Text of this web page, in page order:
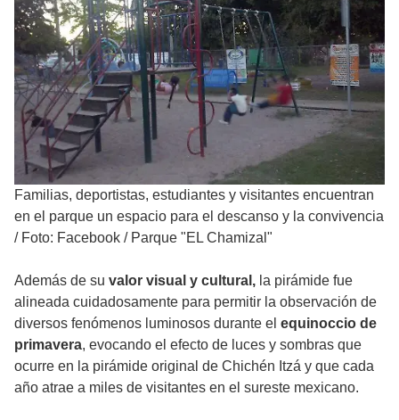
Familias, deportistas, estudiantes y visitantes encuentran
en el parque un espacio para el descanso y la convivencia
/ Foto: Facebook / Parque "EL Chamizal"
Además de su valor visual y cultural, la pirámide fue
alineada cuidadosamente para permitir la observación de
diversos fenómenos luminosos durante el equinoccio de
primavera, evocando el efecto de luces y sombras que
ocurre en la pirámide original de Chichén Itzá y que cada
año atrae a miles de visitantes en el sureste mexicano.